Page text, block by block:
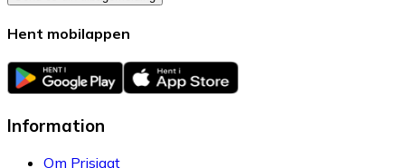
Hent mobilappen
Information
Om Prisjagt